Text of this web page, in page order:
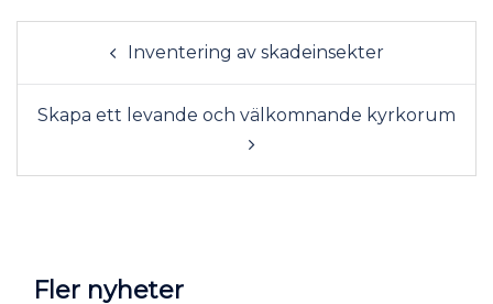
Inventering av skadeinsekter
Skapa ett levande och välkomnande kyrkorum
Fler nyheter